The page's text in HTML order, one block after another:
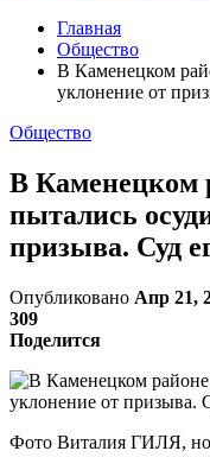
Главная
Общество
В Каменецком
уклонение от
Общество
В Каменецком
пытались
призыва. Суд
Опубликовано Апр 21,
309
Поделится
Фото Виталия ГИЛЯ,